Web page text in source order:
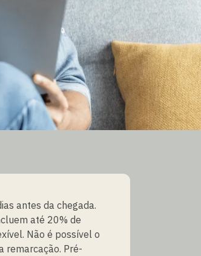
antes da chegada.
até 20% de
Não é possível o
remarcação. Pré-